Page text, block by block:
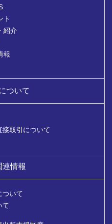
ト
紹介
報
ついて
取引について
連情報
ついて
て